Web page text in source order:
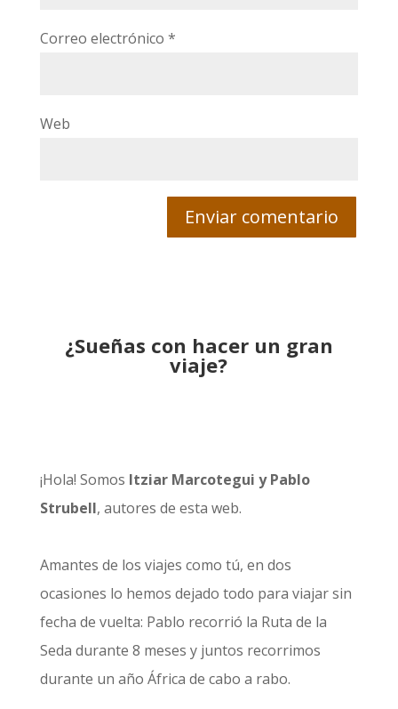
Correo electrónico *
Web
¿Sueñas con hacer un gran
viaje?
¡Hola! Somos Itziar Marcotegui y Pablo
Strubell, autores de esta web.
Amantes de los viajes como tú, en dos
ocasiones lo hemos dejado todo para viajar sin
fecha de vuelta: Pablo recorrió la Ruta de la
Seda durante 8 meses y juntos recorrimos
durante un año África de cabo a rabo.